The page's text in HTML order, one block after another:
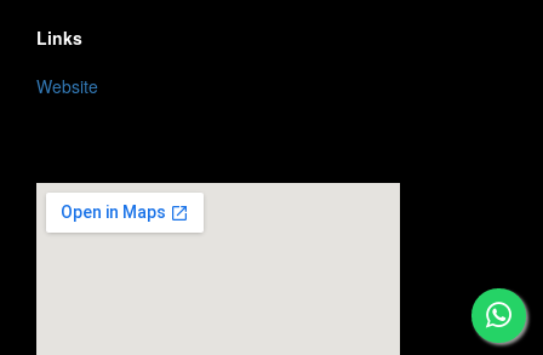
Links
Website